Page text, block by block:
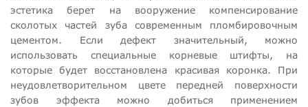
эстетика берет на вооружение компенсирование
сколотых частей зуба современным пломбировочным
цементом. Если дефект значительный, можно
использовать специальные корневые штифты, на
которые будет восстановлена красивая коронка. При
неудовлетворительном цвете передней поверхности
зубов эффекта можно добиться применением